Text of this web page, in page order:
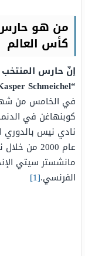
من هو حارس
كأس العالم
إنّ حارس
“Kasper Schmeichel”
كوبنهاغن في
نادي نيس بالدوري
مانشستر سيتي
الفرنسي.[1]